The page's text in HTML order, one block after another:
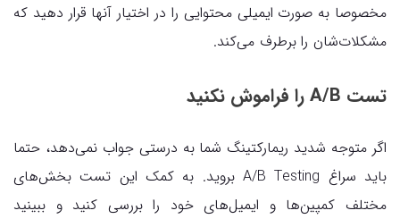
مخصوصا به صورت ایمیلی محتوایی را در اختیار آنها قرار دهید که
مشکلات‌شان را برطرف می‌کند.
تست A/B را فراموش نکنید
اگر متوجه شدید ریمارکتینگ شما به درستی جواب نمی‌دهد، حتما
باید سراغ A/B Testing بروید. به کمک این تست بخش‌های
مختلف کمپین‌ها و ایمیل‌های خود را بررسی کنید و ببینید